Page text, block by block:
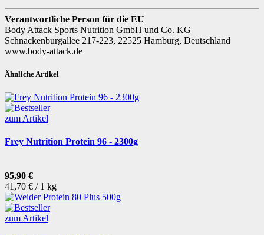
Verantwortliche Person für die EU
Body Attack Sports Nutrition GmbH und Co. KG
Schnackenburgallee 217-223, 22525 Hamburg, Deutschland
www.body-attack.de
Ähnliche Artikel
zum Artikel
Frey Nutrition Protein 96 - 2300g
95,90 €
41,70 € / 1 kg
zum Artikel